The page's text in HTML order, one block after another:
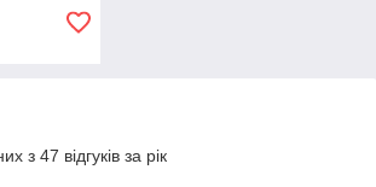
з 47 відгуків за рік